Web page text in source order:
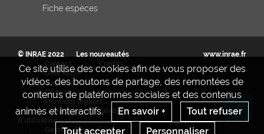
Ce site utilise des cookies afin de vous proposer des
vidéos, des boutons de partage, des remontées de
contenus de plateformes sociales et des contenus
animés et interactifs.
En savoir +
Tout refuser
Tout accepter
Personnaliser
Fiche espèces
© INRAE 2022
Les nouveautés
Contact
Crédits
UMR IGEPP
S'abonner aux actualités
Citation
Mentions legales
Conditions générales
d'utilisation
Gestion des cookies
www.inrae.fr